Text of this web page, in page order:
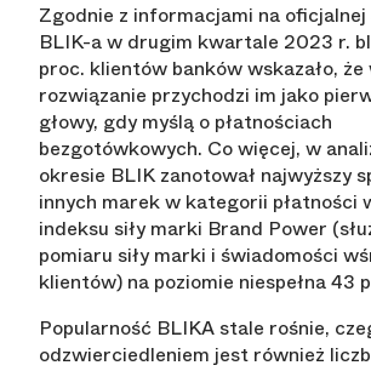
Zgodnie z informacjami na
BLIK-a w drugim kwartale 2023 r.
proc. klientów banków wskazało, że
rozwiązanie przychodzi im jako
głowy, gdy myślą o płatnościach
bezgotówkowych. Co więcej, w
okresie BLIK zanotował najwyższy
innych marek w kategorii płatności
indeksu siły marki Brand Power
pomiaru siły marki i świadomości
klientów) na poziomie niespełna 43
Popularność BLIKA stale rośnie,
odzwierciedleniem jest również